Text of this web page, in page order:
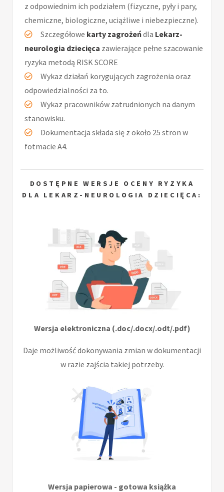
z odpowiednim ich podziałem (fizyczne, pyły i pary,
chemiczne, biologiczne, uciążliwe i niebezpieczne).
Szczegółowe karty zagrożeńdla Lekarz-
neurologia dziecięca zawierające pełne szacowanie
ryzyka metodą RISK SCORE
Wykaz działań korygujących zagrożenia oraz
odpowiedzialności za to.
Wykaz pracowników zatrudnionych na danym
stanowisku.
Dokumentacja składa się z około 25 stron w
fotmacie A4.
DOSTĘPNE WERSJE OCENY RYZYKA
DLA LEKARZ-NEUROLOGIA DZIECIĘCA:
Wersja elektroniczna (.doc/.docx/.odt/.pdf)
Daje możliwość dokonywania zmian w dokumentacji
w razie zajścia takiej potrzeby.
Wersja papierowa - gotowa książka